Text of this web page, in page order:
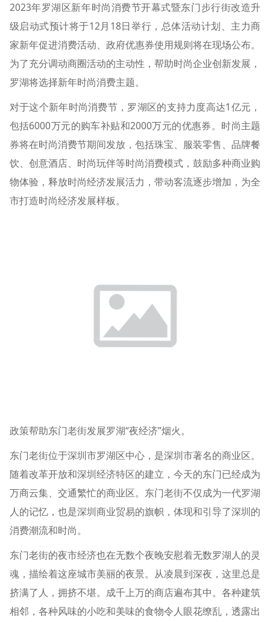
2023年罗湖区新年时尚消费节开幕式暨东门步行街改造升
级启动式预计将于12月18日举行，总体活动计划、主力商
家新年促进消费活动、政府优惠券使用规则将在现场公布。
为了充分调动商圈活动的主动性，帮助时尚企业创新发展，
罗湖将选择新年时尚消费主题。
对于这个新年时尚消费节，罗湖区的支持力度高达1亿元，
包括6000万元的购车补贴和2000万元的优惠券。时尚主题
券将在时尚消费节期间发放，包括珠宝、服装零售、品牌餐
饮、创意酒店、时尚玩伴等时尚消费模式，鼓励多种商业购
物体验，释放时尚经济发展活力，带动客流逐步增加，为全
市打造时尚经济发展样板。
政策帮助东门老街发展罗湖“夜经济”烟火。
东门老街位于深圳市罗湖区中心，是深圳市著名的商业区。
随着改革开放和深圳经济特区的建立，今天的东门已经成为
万商云集、交通繁忙的商业区。东门老街不仅成为一代罗湖
人的记忆，也是深圳商业贸易的旗帜，体现和引导了深圳的
消费潮流和时尚。
东门老街的夜市经济也在无数个夜晚安慰着无数罗湖人的灵
魂，描绘着这座城市美丽的夜景。从凌晨到深夜，这里总是
挤满了人，拥挤不堪。成千上万的商店遍布其中。各种建筑
相邻，各种风味的小吃和美味的食物令人眼花缭乱，透露出